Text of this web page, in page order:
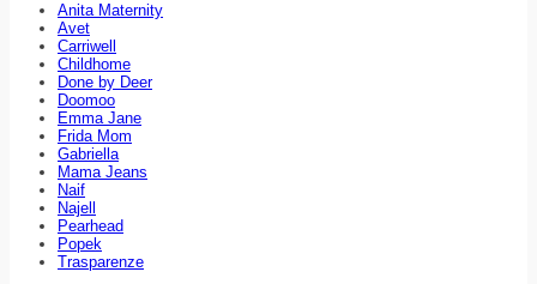
Anita Maternity
Avet
Carriwell
Childhome
Done by Deer
Doomoo
Emma Jane
Frida Mom
Gabriella
Mama Jeans
Naif
Najell
Pearhead
Popek
Trasparenze